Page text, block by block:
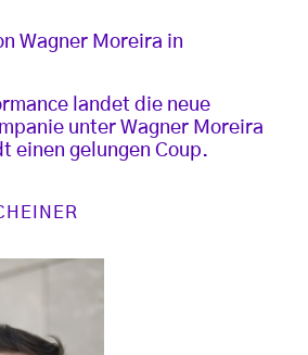
Wagner Moreira in
landet die neue
unter Wagner Moreira
einen gelungen Coup.